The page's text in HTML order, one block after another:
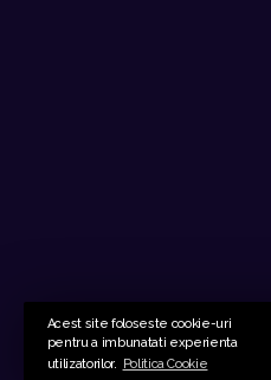
Acest site foloseste cookie-uri
pentru a imbunatati experienta
utilizatorilor. Politica Cookie